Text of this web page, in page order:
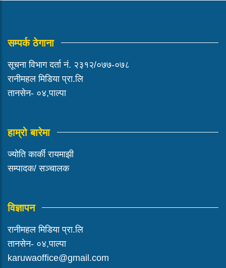
सम्पर्क ठेगाना
सूचना विभाग दर्ता नं. २३१२/०७७-०७८
रानीमहल मिडिया प्रा.लि
तानसेन- ०४,पाल्पा
हाम्रो बारेमा
ज्योति कार्की रायमाझी
सम्पादक/ सञ्चालक
विज्ञापन
रानीमहल मिडिया प्रा.लि
तानसेन- ०४,पाल्पा
karuwaoffice@gmail.com